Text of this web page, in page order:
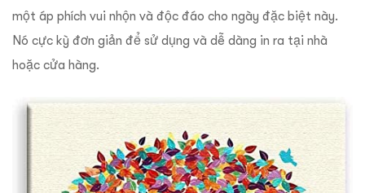
một áp phích vui nhộn và độc đáo cho ngày đặc biệt này.
Nó cực kỳ đơn giản để sử dụng và dễ dàng in ra tại nhà
hoặc cửa hàng.